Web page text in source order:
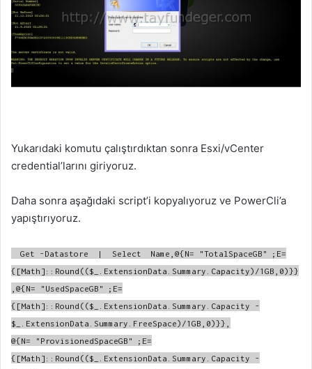
Yukarıdaki komutu çalıştırdıktan sonra Esxi/vCenter
credential’larını giriyoruz.
Daha sonra aşağıdaki script’i kopyalıyoruz ve PowerCli’a
yapıştırıyoruz.
Get -Datastore | Select Name,@{N= "TotalSpaceGB"
;E=
{[Math]::Round(($_.ExtensionData.Summary.Capacity)/1GB,0)}}
,@{N=
"UsedSpaceGB"
;E=
{[Math]::Round(($_.ExtensionData.Summary.Capacity -
$_.ExtensionData.Summary.FreeSpace)/1GB,0)}},
@{N=
"ProvisionedSpaceGB"
;E=
{[Math]::Round(($_.ExtensionData.Summary.Capacity -